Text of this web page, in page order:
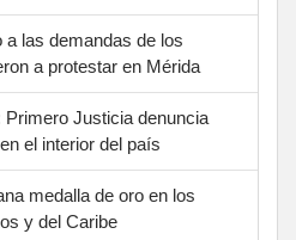
a las demandas de los
a protestar en Mérida
Justicia denuncia
el interior del país
medalla de oro en los
y del Caribe